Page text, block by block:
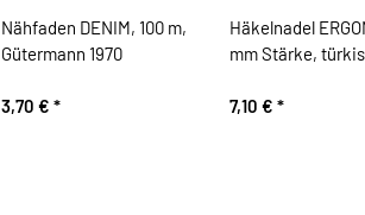
Nähfaden DENIM, 100 m,
Gütermann 1970
3,70 € *
Häkelnadel
mm Stärke,
7,10 € *